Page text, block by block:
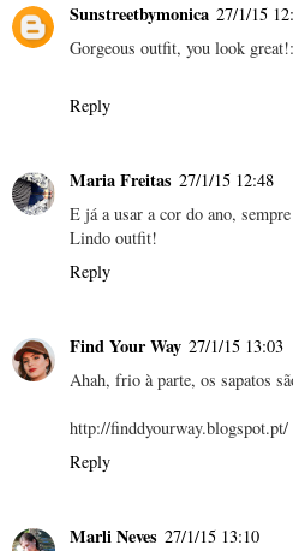
Sunstreetbymonica 27/1/15
Gorgeous outfit, you look
Reply
Maria Freitas 27/1/15 12:48
E já a usar a cor do ano,
Lindo outfit!
Reply
Find Your Way 27/1/15 13:03
Ahah, frio à parte, os sapatos
http://finddyourway.blogspot.pt/
Reply
Marli Neves 27/1/15 13:10